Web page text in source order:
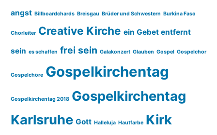
angst Billboardchards Breisgau Brüder und Schwestern Burkina Faso
Chorleiter Creative Kirche ein Gebet entfernt
sein es schaffen frei sein Galakonzert Glauben Gospel Gospelchor
Gospelchöre Gospelkirchentag
Gospelkirchentag 2018 Gospelkirchentag
Karlsruhe Gott Halleluja Hautfarbe Kirk